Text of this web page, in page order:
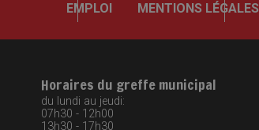
Horaires du greffe municipal
du lundi au jeudi:
07h30 - 12h00
13h30 - 17h30
EMPLOI MENTIONS LÉGALES